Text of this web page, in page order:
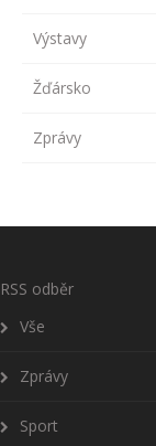
Výstavy
Žďársko
Zprávy
RSS odběr
Vše
Zprávy
Sport